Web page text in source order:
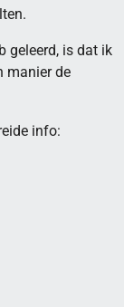
geleerd, is dat ik
manier de
info: